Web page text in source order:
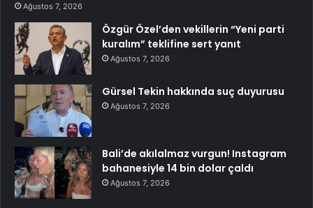
Ağustos 7, 2026
Özgür Özel’den vekillerin “Yeni parti
kuralım” teklifine sert yanıt
Ağustos 7, 2026
Gürsel Tekin hakkında suç duyurusu
Ağustos 7, 2026
Bali’de akılalmaz vurgun! Instagram
bahanesiyle 14 bin dolar çaldı
Ağustos 7, 2026